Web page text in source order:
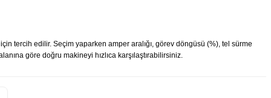
tercih edilir. Seçim yaparken amper aralığı, görev döngüsü (%), tel sürme
göre doğru makineyi hızlıca karşılaştırabilirsiniz.